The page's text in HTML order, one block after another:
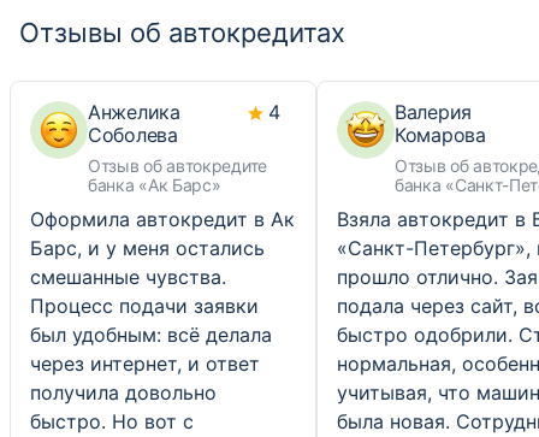
Отзывы об автокредитах
Анжелика
Соболева
Отзыв об автокредите
банка «Ак Барс»
4
Оформила автокредит в Ак
Барс, и у меня остались
смешанные чувства.
Процесс подачи заявки
был удобным: всё делала
через интернет, и ответ
получила довольно
быстро. Но вот с
Валерия
Комарова
Отзыв об
банка «Санкт-
Взяла автокредит в
«Санкт-Петербург»,
прошло отлично.
подала через сайт,
быстро одобрили.
нормальная,
учитывая, что
была новая.